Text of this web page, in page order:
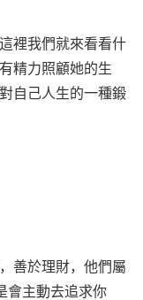
裡我們就來看看什
精力照顧她的生
自己人生的一種鍛
善於理財，他們屬
會主動去追求你